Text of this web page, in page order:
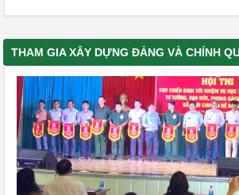
THAM GIA XÂY DỰNG ĐẢNG VÀ CHÍNH